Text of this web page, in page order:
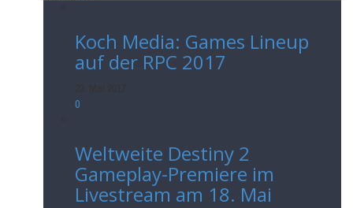
Koch Media: Games Lineup
auf der RPC 2017
0
Weltweite Destiny 2
Gameplay-Premiere im
Livestream am 18. Mai